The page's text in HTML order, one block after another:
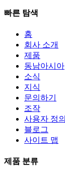
빠른 탐색
홈
회사 소개
제품
동남아시아
소식
지식
문의하기
조작
사용자 정의
블로그
사이트 맵
제품 분류